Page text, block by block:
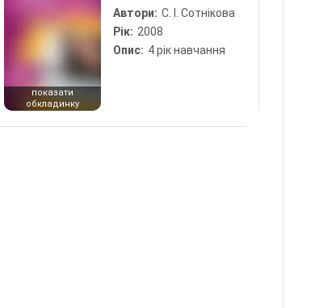
показати
обкладинку
Автори: С. І. Сотнікова
Рік: 2008
Опис: 4 рік навчання